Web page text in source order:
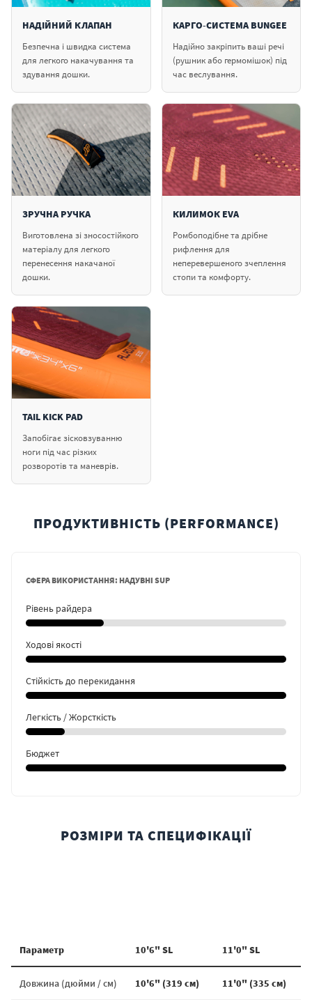
НАДІЙНИЙ КЛАПАН
Безпечна і швидка система
для легкого накачування та
здування дошки.
КАРГО-СИСТЕМА BUNGEE
Надійно закріпить ваші речі
(рушник або гермомішок) під
час веслування.
ЗРУЧНА РУЧКА
Виготовлена зі зносостійкого
матеріалу для легкого
перенесення накачаної
дошки.
КИЛИМОК EVA
Ромбоподібне та дрібне
рифлення для
неперевершеного зчеплення
стопи та комфорту.
TAIL KICK PAD
Запобігає зісковзуванню
ноги під час різких
розворотів та маневрів.
ПРОДУКТИВНІСТЬ (PERFORMANCE)
СФЕРА ВИКОРИСТАННЯ: НАДУВНІ SUP
Рівень райдера
Ходові якості
Стійкість до перекидання
Легкість / Жорсткість
Бюджет
РОЗМІРИ ТА СПЕЦИФІКАЦІЇ
Параметр 10'6" SL 11'0" SL
Довжина (дюйми / см) 10'6" (319 см) 11'0" (335 см)